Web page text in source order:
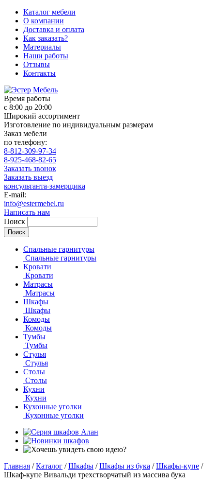
Каталог мебели
О компании
Доставка и оплата
Как заказать?
Материалы
Наши работы
Отзывы
Контакты
Время работы
с 8:00 до 20:00
Широкий ассортимент
Изготовление по индивидуальным размерам
Заказ мебели
по телефону:
8-812-309-97-34
8-925-468-82-65
Заказать звонок
Заказать выезд
консультанта-замерщика
E-mail:
info@estermebel.ru
Написать нам
Поиск
Спальные гарнитуры
Спальные гарнитуры
Кровати
Кровати
Матрасы
Матрасы
Шкафы
Шкафы
Комоды
Комоды
Тумбы
Тумбы
Стулья
Стулья
Столы
Столы
Кухни
Кухни
Кухонные уголки
Кухонные уголки
Главная / Каталог / Шкафы / Шкафы из бука / Шкафы-купе /
Шкаф-купе Вивальди трехстворчатый из массива бука